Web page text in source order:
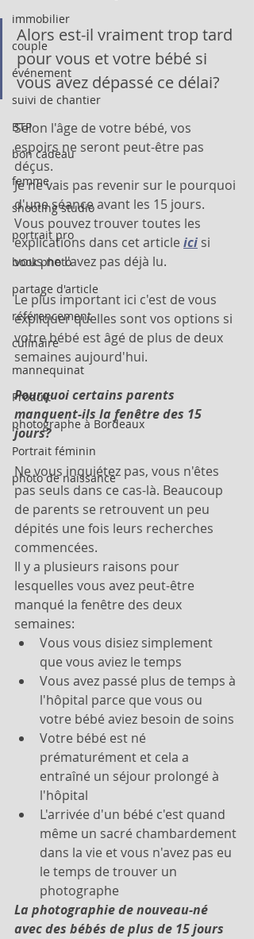
immobilier
couple
événement
suivi de chantier
BTP
bon cadeau
femme
shooting studio
portrait pro
book photo
partage d'article
référencement
culinaire
mannequinat
Produit
photographe à Bordeaux
Portrait féminin
photo de naissance
Alors est-il vraiment trop tard
pour vous et votre bébé si
vous avez dépassé ce délai?
Selon l'âge de votre bébé, vos
espoirs ne seront peut-être pas
déçus.
Je ne vais pas revenir sur le pourquoi
d'une séance avant les 15 jours.
Vous pouvez trouver toutes les
explications dans cet article ici si
vous ne l'avez pas déjà lu.
Le plus important ici c'est de vous
expliquer quelles sont vos options si
votre bébé est âgé de plus de deux
semaines aujourd'hui.
Pourquoi certains parents
manquent-ils la fenêtre des 15
jours?
Ne vous inquiétez pas, vous n'êtes
pas seuls dans ce cas-là. Beaucoup
de parents se retrouvent un peu
dépités une fois leurs recherches
commencées.
Il y a plusieurs raisons pour
lesquelles vous avez peut-être
manqué la fenêtre des deux
semaines:
Vous vous disiez simplement
que vous aviez le temps
Vous avez passé plus de temps à
l'hôpital parce que vous ou
votre bébé aviez besoin de soins
Votre bébé est né
prématurément et cela a
entraîné un séjour prolongé à
l'hôpital
L'arrivée d'un bébé c'est quand
même un sacré chambardement
dans la vie et vous n'avez pas eu
le temps de trouver un
photographe
La photographie de nouveau-né
avec des bébés de plus de 15 jours